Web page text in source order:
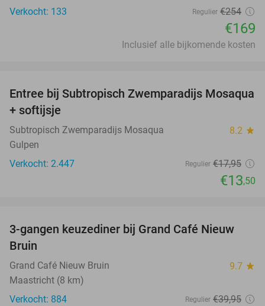
Verkocht: 133
Regulier €254
€169
Inclusief alle bijkomende kosten
25%
Entree bij Subtropisch Zwemparadijs Mosaqua
+ softijsje
Subtropisch Zwemparadijs Mosaqua 8.2 star
Gulpen
Verkocht: 2.447
Regulier €17,95
€13,50
41%
3-gangen keuzediner bij Grand Café Nieuw
Bruin
Grand Café Nieuw Bruin 9.7 star
Maastricht (8 km)
Verkocht: 884
Regulier €39,95